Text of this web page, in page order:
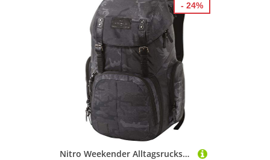
Nitro Weekender Alltagsrucksack mit gepolstertem Laptopfach, Schulrucksack, Wanderrucksack inkl. Nassfach, 42 L, Forged Camo
- 24%